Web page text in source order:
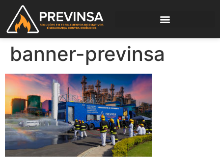
banner-previnsa